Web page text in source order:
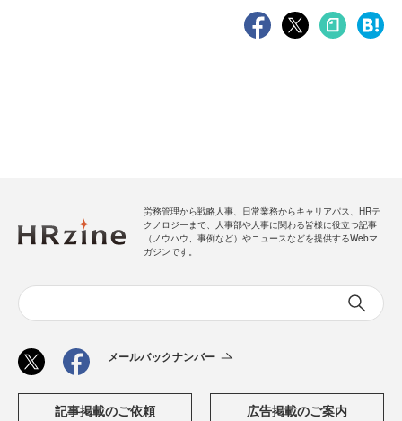
労務管理から戦略人事、日常業務からキャリアパス、HRテ
クノロジーまで、人事部や人事に関わる皆様に役立つ記事
（ノウハウ、事例など）やニュースなどを提供するWebマ
ガジンです。
メールバックナンバー
記事掲載のご依頼 広告掲載のご案内